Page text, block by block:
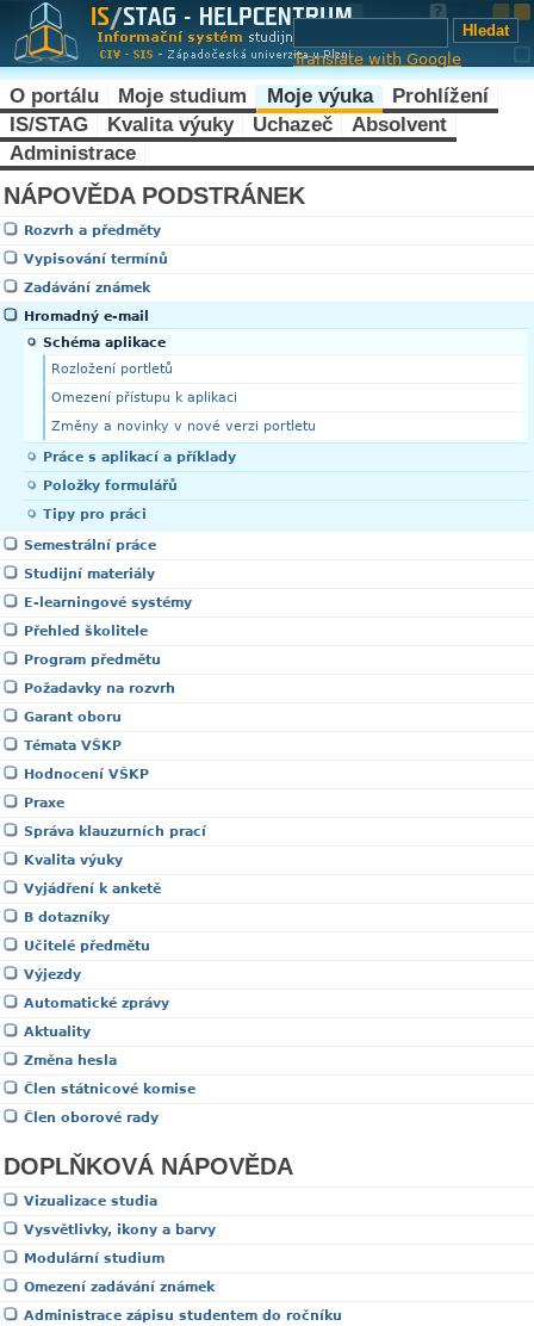
Translate with Google
O portálu Moje studium Moje výuka
Prohlížení
IS/STAG
Kvalita výuky Uchazeč
Absolvent
Administrace
NÁPOVĚDA PODSTRÁNEK
Rozvrh a předměty
Vypisování termínů
Zadávání známek
Hromadný e-mail
Schéma aplikace
Rozložení portletů
Omezení přístupu k aplikaci
Změny a novinky v nové verzi portletu
Práce s aplikací a příklady
Položky formulářů
Tipy pro práci
Semestrální práce
Studijní materiály
E-learningové systémy
Přehled školitele
Program předmětu
Požadavky na rozvrh
Garant oboru
Témata VŠKP
Hodnocení VŠKP
Praxe
Správa klauzurních prací
Kvalita výuky
Vyjádření k anketě
B dotazníky
Učitelé předmětu
Výjezdy
Automatické zprávy
Aktuality
Změna hesla
Člen státnicové komise
Člen oborové rady
DOPLŇKOVÁ NÁPOVĚDA
Vizualizace studia
Vysvětlivky, ikony a barvy
Modulární studium
Omezení zadávání známek
Administrace zápisu studentem do ročníku